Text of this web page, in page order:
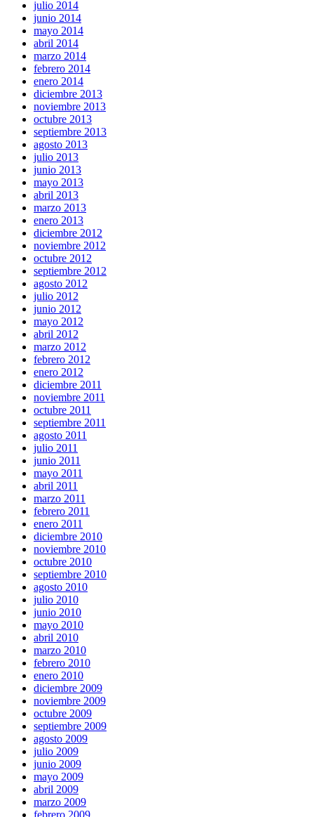
julio 2014
junio 2014
mayo 2014
abril 2014
marzo 2014
febrero 2014
enero 2014
diciembre 2013
noviembre 2013
octubre 2013
septiembre 2013
agosto 2013
julio 2013
junio 2013
mayo 2013
abril 2013
marzo 2013
enero 2013
diciembre 2012
noviembre 2012
octubre 2012
septiembre 2012
agosto 2012
julio 2012
junio 2012
mayo 2012
abril 2012
marzo 2012
febrero 2012
enero 2012
diciembre 2011
noviembre 2011
octubre 2011
septiembre 2011
agosto 2011
julio 2011
junio 2011
mayo 2011
abril 2011
marzo 2011
febrero 2011
enero 2011
diciembre 2010
noviembre 2010
octubre 2010
septiembre 2010
agosto 2010
julio 2010
junio 2010
mayo 2010
abril 2010
marzo 2010
febrero 2010
enero 2010
diciembre 2009
noviembre 2009
octubre 2009
septiembre 2009
agosto 2009
julio 2009
junio 2009
mayo 2009
abril 2009
marzo 2009
febrero 2009